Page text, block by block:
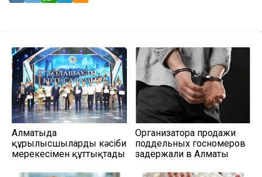
Алматыда
құрылысшыларды кәсіби
мерекесімен құттықтады
Организатора продажи
поддельных госномеров
задержали в Алматы